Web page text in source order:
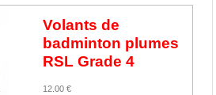
Volants de
badminton plumes
RSL Grade 4
12.00 €